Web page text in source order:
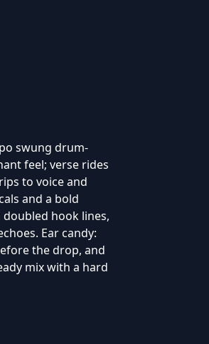
swung drum-
feel; verse rides
to voice and
and a bold
hook lines,
Ear candy:
the drop, and
mix with a hard